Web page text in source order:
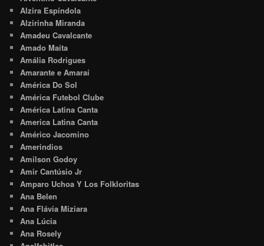
Alzira Espíndola
Alzirinha Miranda
Amadeu Cavalcante
Amado Maita
Amália Rodrigues
Amarante e Amaraí
América Do Sol
América Futebol Clube
América Latina Canta
America Latina Canta
Américo Jacomino
Amerindios
Amilson Godoy
Amir Cantúsio Jr
Amparo Uchoa Y Los Folkloritas
Ana Belen
Ana Flávia Miziara
Ana Lúcia
Ana Rosely